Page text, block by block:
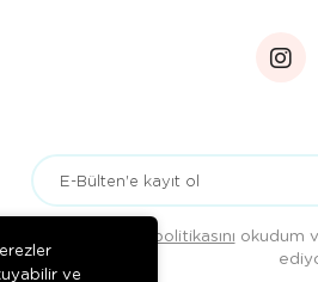
Gizlilik politikasını okudum
ve